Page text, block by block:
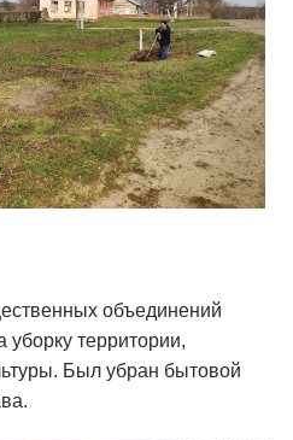
объединений
территории,
Был убран бытовой